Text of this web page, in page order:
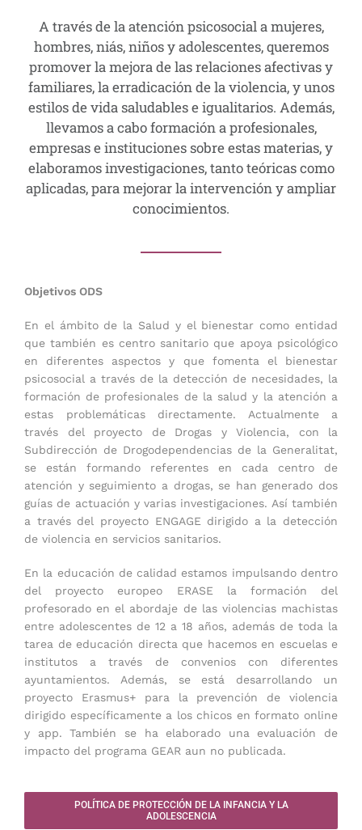
A través de la atención psicosocial a mujeres,
hombres, niás, niños y adolescentes, queremos
promover la mejora de las relaciones afectivas y
familiares, la erradicación de la violencia, y unos
estilos de vida saludables e igualitarios. Además,
llevamos a cabo formación a profesionales,
empresas e instituciones sobre estas materias, y
elaboramos investigaciones, tanto teóricas como
aplicadas, para mejorar la intervención y ampliar
conocimientos.
Objetivos ODS
En el ámbito de la Salud y el bienestar como entidad
que también es centro sanitario que apoya psicológico
en diferentes aspectos y que fomenta el bienestar
psicosocial a través de la detección de necesidades, la
formación de profesionales de la salud y la atención a
estas problemáticas directamente. Actualmente a
través del proyecto de Drogas y Violencia, con la
Subdirección de Drogodependencias de la Generalitat,
se están formando referentes en cada centro de
atención y seguimiento a drogas, se han generado dos
guías de actuación y varias investigaciones. Así también
a través del proyecto ENGAGE dirigido a la detección
de violencia en servicios sanitarios.
En la educación de calidad estamos impulsando dentro
del proyecto europeo ERASE la formación del
profesorado en el abordaje de las violencias machistas
entre adolescentes de 12 a 18 años, además de toda la
tarea de educación directa que hacemos en escuelas e
institutos a través de convenios con diferentes
ayuntamientos. Además, se está desarrollando un
proyecto Erasmus+ para la prevención de violencia
dirigido específicamente a los chicos en formato online
y app. También se ha elaborado una evaluación de
impacto del programa GEAR aun no publicada.
POLÍTICA DE PROTECCIÓN DE LA INFANCIA Y LA
ADOLESCENCIA